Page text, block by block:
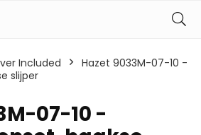
Included
Hazet 9033M-07-10 -
slijper
07-10 -